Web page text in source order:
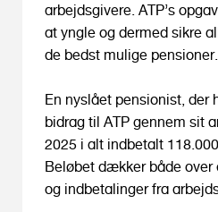
arbejdsgivere. ATP’s
at yngle og dermed sikre
de bedst mulige pensioner.
En nyslået pensionist, der
bidrag til ATP gennem sit
2025 i alt indbetalt
Beløbet dækker både over
og indbetalinger fra